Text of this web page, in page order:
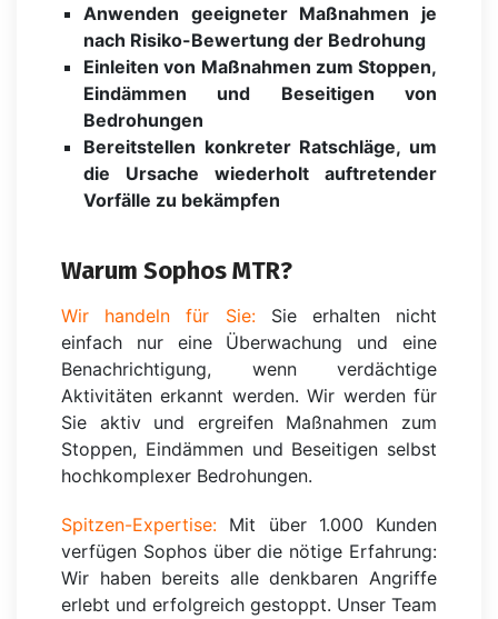
Anwenden geeigneter Maßnahmen je
nach Risiko-Bewertung der Bedrohung
Einleiten von Maßnahmen zum Stoppen,
Eindämmen und Beseitigen von
Bedrohungen
Bereitstellen konkreter Ratschläge, um
die Ursache wiederholt auftretender
Vorfälle zu bekämpfen
Warum Sophos MTR?
Wir handeln für Sie:Sie erhalten nicht
einfach nur eine Überwachung und eine
Benachrichtigung, wenn verdächtige
Aktivitäten erkannt werden. Wir werden für
Sie aktiv und ergreifen Maßnahmen zum
Stoppen, Eindämmen und Beseitigen selbst
hochkomplexer Bedrohungen.
Spitzen-Expertise: Mit über 1.000 Kunden
verfügen Sophos über die nötige Erfahrung:
Wir haben bereits alle denkbaren Angriffe
erlebt und erfolgreich gestoppt. Unser Team